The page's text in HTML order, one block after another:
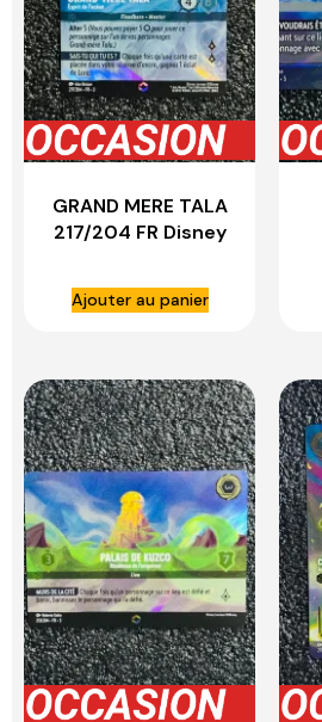
GRAND MERE TALA
217/204 FR Disney
Ajouter au panier